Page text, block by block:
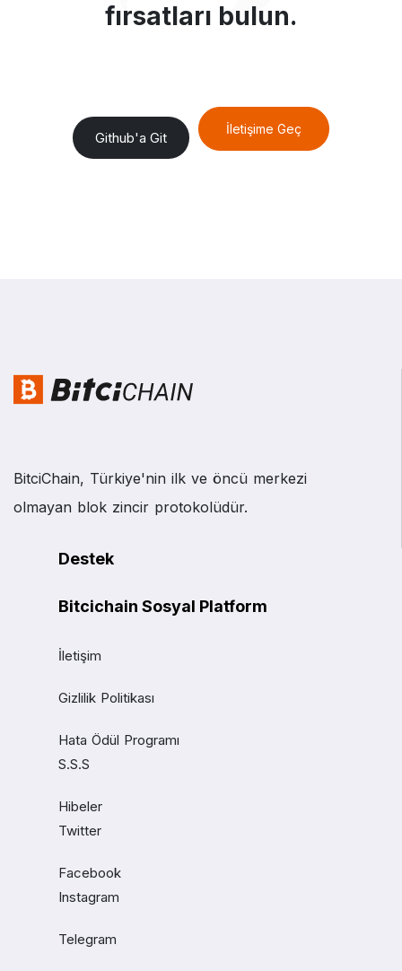
fırsatları bulun.
Github'a Git
İletişime Geç
BitciChain, Türkiye'nin ilk ve öncü merkezi
olmayan blok zincir protokolüdür.
Destek
Bitcichain Sosyal Platform
İletişim
Gizlilik Politikası
Hata Ödül Programı
S.S.S
Hibeler
Twitter
Facebook
Instagram
Telegram